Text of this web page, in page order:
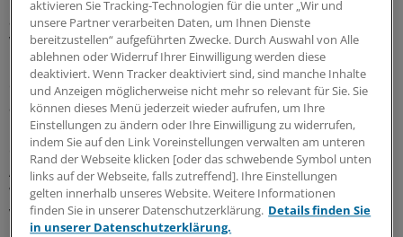
ausgenommen werden aber besondere
Versorgungsbedarfe und langfristige Heilmittelbedarfe.
KV und Kassen können Gegenargumente einbringen,
etwa Praxisbesonderheiten. Besteht die Prüfungsstelle
auf der Prüfung, gilt der Grundsatz Beratung vor
Regress. Die neue Heil- und Hilfsmittelvereinbarung
ergänzt die bisherigen Steuerungsmechanismen für
Arzneimittel. Seit 2014 gilt in Bayern eine
Wirkstoffvereinbarung, seit dem 1. Oktober zusätzliche
Verordnungsvorgaben für weitere Präparate.(cmb)
aktivieren Sie Tracking-Technologien für die unter „Wir und
unsere Partner verarbeiten Daten, um Ihnen Dienste
bereitzustellen“ aufgeführten Zwecke. Durch Auswahl von Alle
ablehnen oder Widerruf Ihrer Einwilligung werden diese
deaktiviert. Wenn Tracker deaktiviert sind, sind manche Inhalte
und Anzeigen möglicherweise nicht mehr so relevant für Sie. Sie
können dieses Menü jederzeit wieder aufrufen, um Ihre
Einstellungen zu ändern oder Ihre Einwilligung zu widerrufen,
indem Sie auf den Link Voreinstellungen verwalten am unteren
Rand der Webseite klicken [oder das schwebende Symbol unten
links auf der Webseite, falls zutreffend]. Ihre Einstellungen
gelten innerhalb unseres Website. Weitere Informationen
finden Sie in unserer Datenschutzerklärung. Details finden Sie
in unserer Datenschutzerklärung.